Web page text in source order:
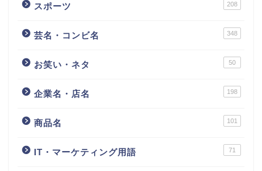
スポーツ 208
芸名・コンビ名 348
お笑い・ネタ 50
企業名・店名 198
商品名 101
IT・マーケティング用語 71